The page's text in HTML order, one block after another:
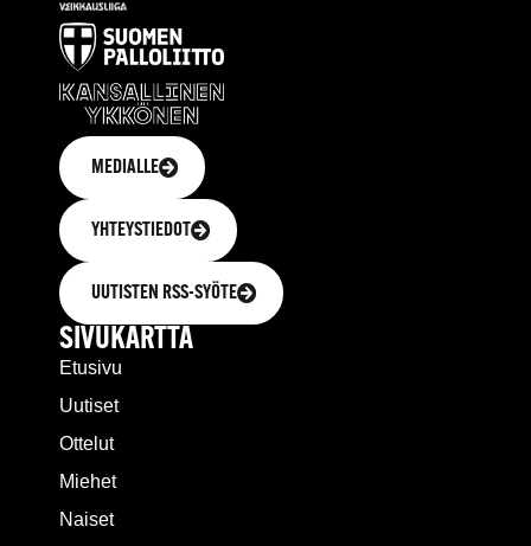
MEDIALLE
YHTEYSTIEDOT
UUTISTEN RSS-SYÖTE
SIVUKARTTA
Etusivu
Uutiset
Ottelut
Miehet
Naiset